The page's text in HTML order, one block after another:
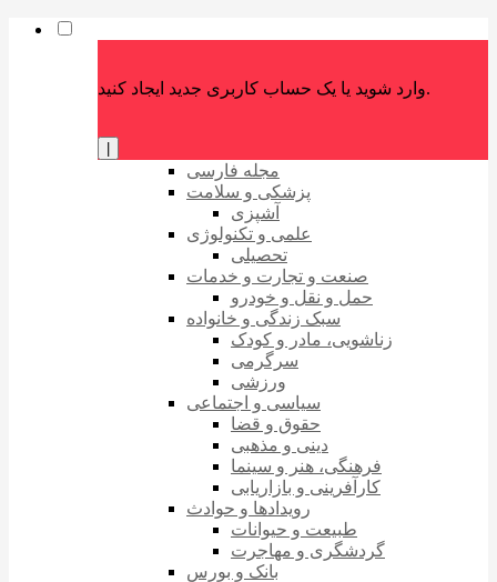
وارد شوید یا یک حساب کاربری جدید ایجاد کنید.
مجله فارسی
پزشکی و سلامت
آشپزی
علمی و تکنولوژی
تحصیلی
صنعت و تجارت و خدمات
حمل و نقل و خودرو
سبک زندگی و خانواده
زناشویی، مادر و کودک
سرگرمی
ورزشی
سیاسی و اجتماعی
حقوق و قضا
دینی و مذهبی
فرهنگی، هنر و سینما
کارآفرینی و بازاریابی
رویدادها و حوادث
طبیعت و حیوانات
گردشگری و مهاجرت
بانک و بورس